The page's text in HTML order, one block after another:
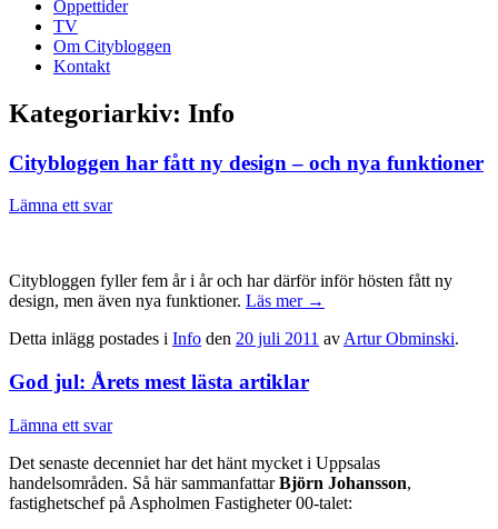
Öppettider
TV
Om Citybloggen
Kontakt
Kategoriarkiv: Info
Citybloggen har fått ny design – och nya funktioner
Lämna ett svar
Citybloggen fyller fem år i år och har därför inför hösten fått ny
design, men även nya funktioner. Läs mer →
Detta inlägg postades i Info den 20 juli 2011 av Artur Obminski.
God jul: Årets mest lästa artiklar
Lämna ett svar
Det senaste decenniet har det hänt mycket i Uppsalas
handelsområden. Så här sammanfattarBjörn Johansson,
fastighetschef på Aspholmen Fastigheter 00-talet: